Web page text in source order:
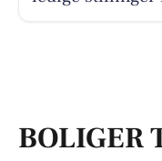
BOLIGER